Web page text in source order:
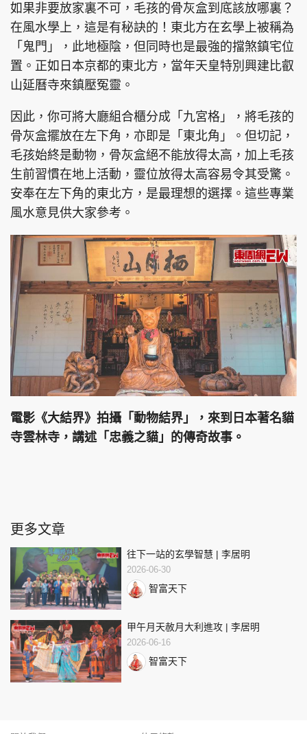
如果非要放家裏不可，毛孩的骨灰盒到底該放哪裏？
在風水學上，這是有秘訣的！東北方在玄學上被稱為
「鬼門」，此地極陰，但同時也是最強的擋煞鎮宅位
置。正如日本京都的東北方，當年天皇特別興建比叡
山延曆寺來鎮壓冤靈。
因此，你可將大廳組合櫃分成「九宮格」，將毛孩的
骨灰盒擺放在左下角，亦即是「東北角」。但切記，
毛孩始終是動物，骨灰盒絕不能放得太高，加上毛孩
生前習慣在地上活動，靈位放得太高容易令其受驚。
安奉在左下角的東北方，是最理想的選擇。這些專業
風水意見供大家參考。
電影《大結界》拍攝「動物結界」，來到日本著名貓
寺雲林寺，講述「忠義之貓」的傳奇故事。
更多文章
往下一站的玄學智慧 | 李居明
2026-06-30
智富天下
甲午月天赦月大利進攻 | 李居明
2026-06-16
智富天下